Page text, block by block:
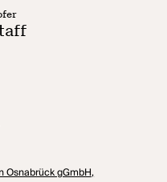
Osnabrück gGmbH,